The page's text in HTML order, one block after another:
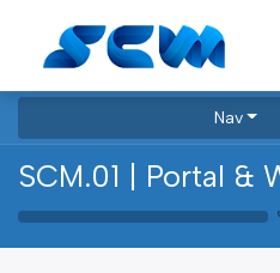
Nav
SCM.01 | Portal &